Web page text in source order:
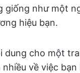
giống như một
hiệu bạn.
dung cho một
về việc